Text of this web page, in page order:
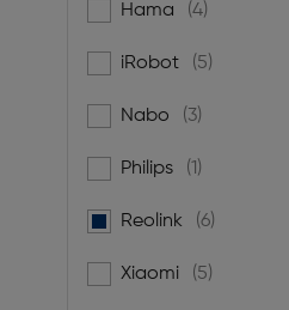
Hama (4)
Filtern nach Marke:
iRobot (5)
Filtern nach Marke:
Nabo (3)
Filtern nach Marke:
Philips (1)
Filtern nach Marke:
Reolink (6)
gewählt: Derzeit
Xiaomi (5)
Filtern nach Marke: